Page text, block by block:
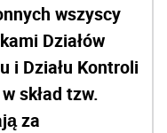
wszyscy
Działów
i Działu Kontroli
skład tzw.
za